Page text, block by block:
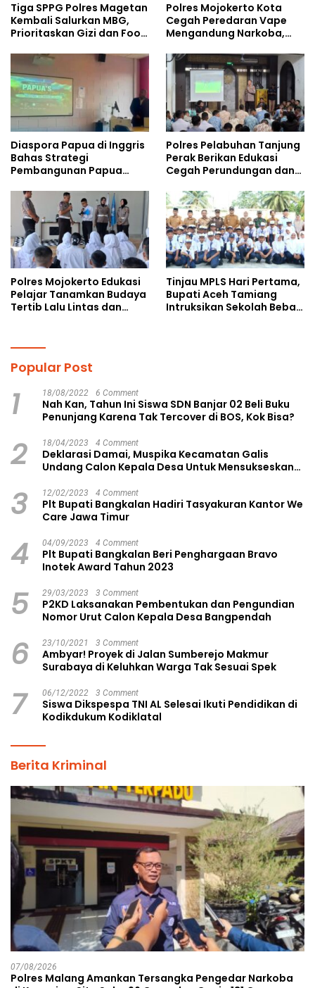
Tiga SPPG Polres Magetan
Kembali Salurkan MBG,
Prioritaskan Gizi dan Food
Polres Mojokerto Kota
Cegah Peredaran Vape
Mengandung Narkoba,
Kalangan Remaja
Diaspora Papua di Inggris
Bahas Strategi
Pembangunan Papua
Doktoral Internasional
Polres Pelabuhan Tanjung
Perak Berikan Edukasi
Cegah Perundungan dan
kepada Pelajar MPLS
Polres Mojokerto Edukasi
Pelajar Tanamkan Budaya
Tertib Lalu Lintas dan
Tinjau MPLS Hari Pertama,
Bupati Aceh Tamiang
Intruksikan Sekolah Bebas
Popular Post
1 18/08/2022 6 Comment
Nah Kan, Tahun Ini Siswa SDN Banjar 02 Beli Buku
Penunjang Karena Tak Tercover di BOS, Kok Bisa?
2 18/04/2023 4 Comment
Deklarasi Damai, Muspika Kecamatan Galis
Undang Calon Kepala Desa Untuk Mensukseskan
3 12/02/2023 4 Comment
Plt Bupati Bangkalan Hadiri Tasyakuran Kantor We
Care Jawa Timur
4 04/09/2023 4 Comment
Plt Bupati Bangkalan Beri Penghargaan Bravo
Inotek Award Tahun 2023
5 29/03/2023 3 Comment
P2KD Laksanakan Pembentukan dan Pengundian
Nomor Urut Calon Kepala Desa Bangpendah
6 23/10/2021 3 Comment
Ambyar! Proyek di Jalan Sumberejo Makmur
Surabaya di Keluhkan Warga Tak Sesuai Spek
7 06/12/2022 3 Comment
Siswa Dikspespa TNI AL Selesai Ikuti Pendidikan di
Kodikdukum Kodiklatal
Berita Kriminal
07/08/2026
Polres Malang Amankan Tersangka Pengedar Narkoba